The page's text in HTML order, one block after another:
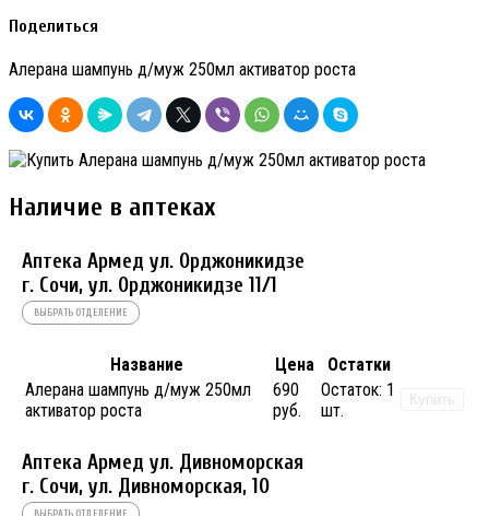
Поделиться
Алерана шампунь д/муж 250мл активатор роста
Наличие в аптеках
Аптека Армед ул. Орджоникидзе
г. Сочи, ул. Орджоникидзе 11/1
ВЫБРАТЬ ОТДЕЛЕНИЕ
Название Цена
Остатки
Алерана шампунь д/муж 250мл
активатор роста
690
руб.
Остаток: 1
шт.
Купить
Аптека Армед ул. Дивноморская
г. Сочи, ул. Дивноморская, 10
ВЫБРАТЬ ОТДЕЛЕНИЕ